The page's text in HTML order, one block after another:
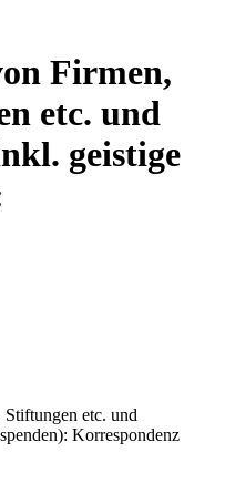
Firmen,
etc. und
geistige
etc. und
Korrespondenz